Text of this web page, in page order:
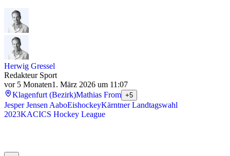
Herwig Gressel
Redakteur Sport
vor 5 Monaten1. März 2026 um 11:07
Klagenfurt (Bezirk)Mathias From +5
Jesper Jensen AaboEishockeyKärntner Landtagswahl
2023KACICS Hockey League